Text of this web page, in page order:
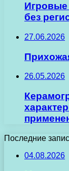
Игровые
без
27.06.2026
26.05.2026
Последние
04.08.2026